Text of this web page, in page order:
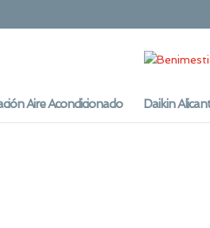
Aire Acondicionado Daikin